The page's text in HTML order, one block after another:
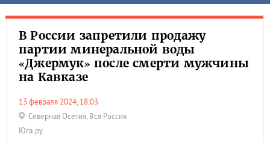
В России запретили продажу
партии минеральной воды
«Джермук» после смерти мужчины
на Кавказе
13 февраля 2024, 18:03
Северная Осетия, Вся Россия
Юга.ру